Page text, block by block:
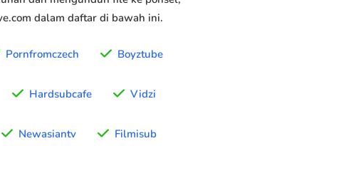
dalam daftar di bawah ini.
Pornfromczech Boyztube
Hardsubcafe Vidzi
Newasiantv Filmisub